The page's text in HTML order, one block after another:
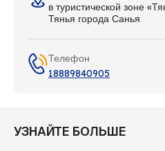
в туристической зоне
Тянья города Санья
Телефон
18889840905
УЗНАЙТЕ БОЛЬШЕ